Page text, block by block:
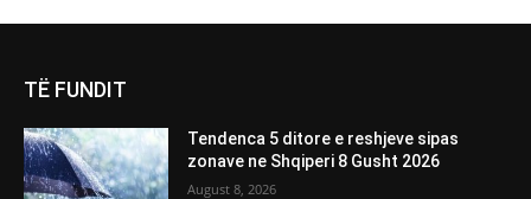
TË FUNDIT
Tendenca 5 ditore e reshjeve sipas
zonave ne Shqiperi 8 Gusht 2026
August 8, 2026